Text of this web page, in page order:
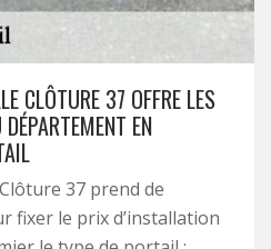
CLÔTURE 37 OFFRE LES
EN
37 prend de
fixer le prix d’installation